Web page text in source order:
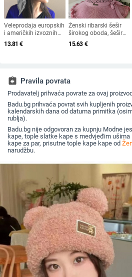
Veleprodaja europskih
i američkih izvoznih
ljetnih bejzbolskih
kapa s vezicom na
13.81 €
Ženski ribarski šešir
širokog oboda, šešir
za sunce, pleteni šešir
za sunce, šešir za
15.63 €
assignment_return Pravila povrata
Prodavatelj prihvaća povrate za ovaj
Badu.bg prihvaća povrat svih kupljenih
kalendarskih dana od datuma primitka
rublja).
Badu.bg nije odgovoran za kupnju Modne
kape, tople slatke kape s medvjeđim
kape za par, prisutne tople kape kape od
narudžbu.